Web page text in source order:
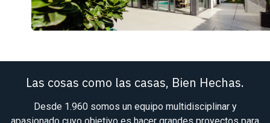
Las cosas como las casas, Bien Hechas.
Desde 1.960 somos un equipo multidisciplinar y
apasionado cuyo objetivo es hacer grandes proyectos para